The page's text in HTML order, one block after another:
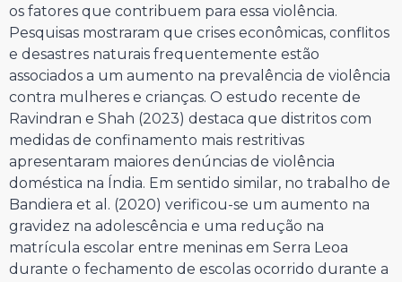
os fatores que contribuem para essa violência.
Pesquisas mostraram que crises econômicas, conflitos
e desastres naturais frequentemente estão
associados a um aumento na prevalência de violência
contra mulheres e crianças. O estudo recente de
Ravindran e Shah (2023) destaca que distritos com
medidas de confinamento mais restritivas
apresentaram maiores denúncias de violência
doméstica na Índia. Em sentido similar, no trabalho de
Bandiera et al. (2020) verificou-se um aumento na
gravidez na adolescência e uma redução na
matrícula escolar entre meninas em Serra Leoa
durante o fechamento de escolas ocorrido durante a